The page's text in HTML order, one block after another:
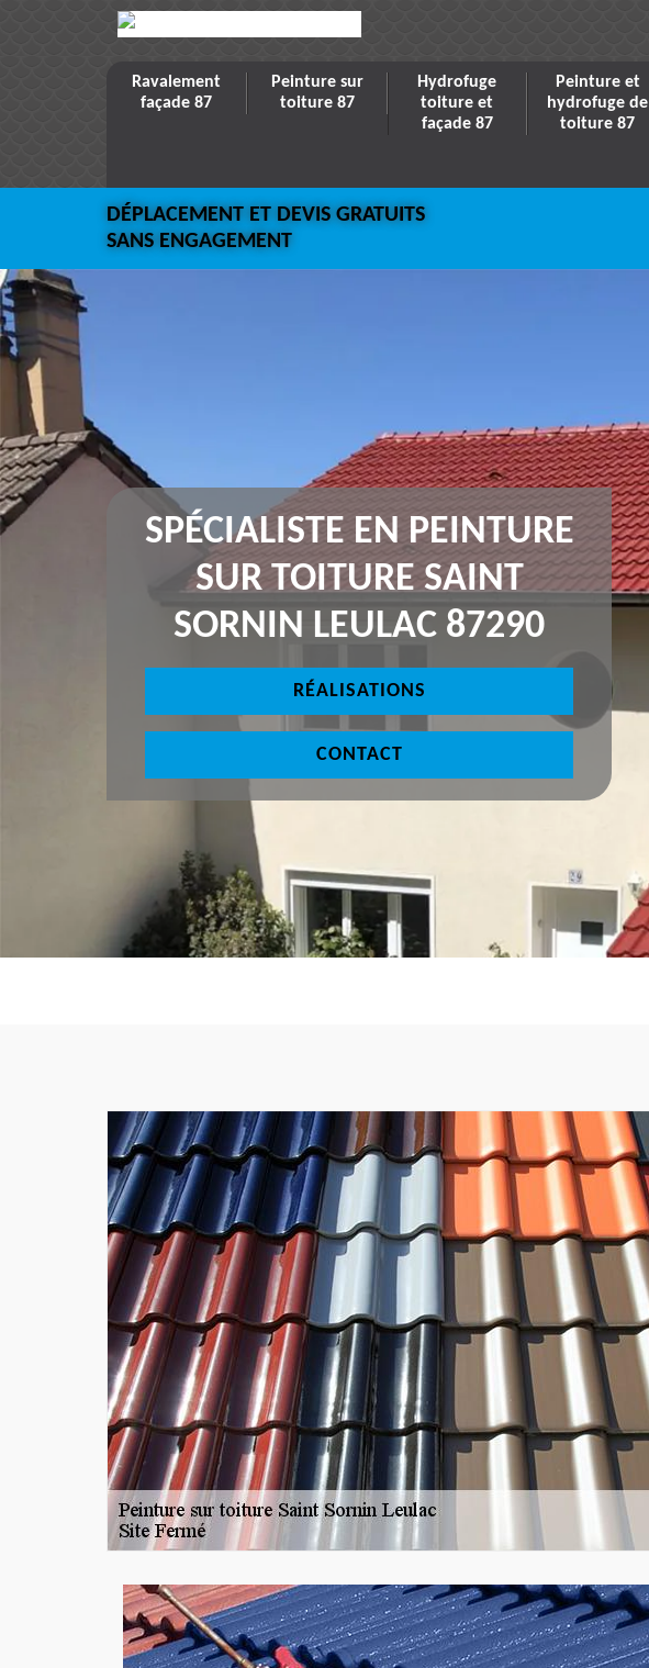
Ravalement
façade 87
Peinture sur
toiture 87
Hydrofuge
toiture et
façade 87
Peinture et
hydrofuge de
toiture 87
DÉPLACEMENT ET DEVIS GRATUITS
SANS ENGAGEMENT
SPÉCIALISTE EN PEINTURE
SUR TOITURE SAINT
SORNIN LEULAC 87290
RÉALISATIONS
CONTACT